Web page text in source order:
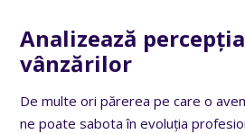
Analizează
vânzărilor
De multe ori părerea pe care o
ne poate sabota în evoluția